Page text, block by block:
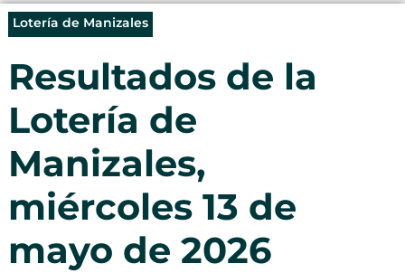
Lotería de Manizales
Resultados de la
Lotería de
Manizales,
miércoles 13 de
mayo de 2026